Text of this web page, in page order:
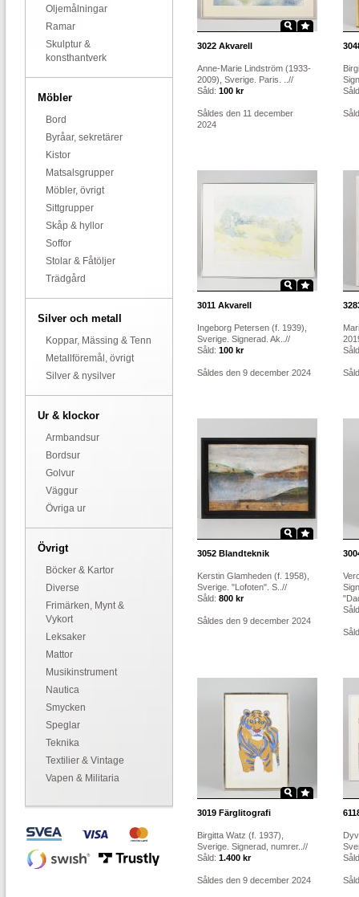
Oljemålningar
Ramar
Skulptur &
konsthantverk
Möbler
Bord
Byråar, sekretärer
Kistor
Matsalsgrupper
Möbler, övrigt
Sittgrupper
Skåp & hyllor
Soffor
Stolar & Fåtöljer
Trädgård
Silver och metall
Koppar, Mässing & Tenn
Metallföremål, övrigt
Silver & nysilver
Ur & klockor
Armbandsur
Bordsur
Golvur
Väggur
Övriga ur
Övrigt
Böcker & Kartor
Diverse
Frimärken, Mynt &
Vykort
Leksaker
Mattor
Musikinstrument
Nautica
Smycken
Speglar
Teknika
Textilier & Vintage
Vapen & Militaria
3022 Akvarell
Anne-Marie Lindström (1933-
2009), Sverige. Paris. ..//
Såld: 100 kr
Såldes den 11 december
2024
3011 Akvarell
Ingeborg Petersen (f. 1939),
Sverige. Signerad. Ak..//
Såld: 100 kr
Såldes den 9 december 2024
3052 Blandteknik
Kerstin Glamheden (f. 1958),
Sverige. "Lofoten". S..//
Såld: 800 kr
Såldes den 9 december 2024
3019 Färglitografi
Birgitta Watz (f. 1937),
Sverige. Signerad, numrer..//
Såld: 1.400 kr
Såldes den 9 december 2024